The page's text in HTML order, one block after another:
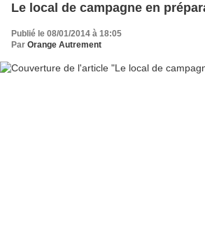
Le local de campagne en
Publié le 08/01/2014 à 18:05
Par Orange Autrement